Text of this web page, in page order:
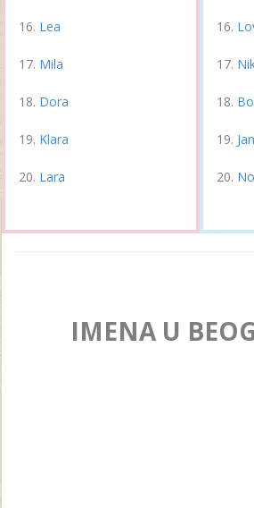
Lea
Mila
Dora
Klara
Lara
Jan
IMENA U